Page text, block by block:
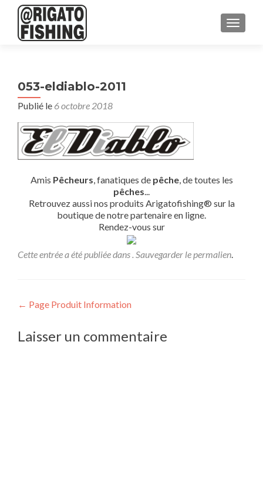
053-eldiablo-2011
Publié le 6 octobre 2018
Amis Pêcheurs, fanatiques de pêche, de toutes les
pêches...
Retrouvez aussi nos produits Arigatofishing® sur la
boutique de notre partenaire en ligne.
Rendez-vous sur
Cette entrée a été publiée dans . Sauvegarder lepermalien.
Navigation
de
l’article
← Page Produit Information
Laisser un commentaire